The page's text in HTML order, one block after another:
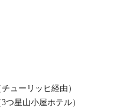
ューリッヒ経由）
つ星山小屋ホテル）